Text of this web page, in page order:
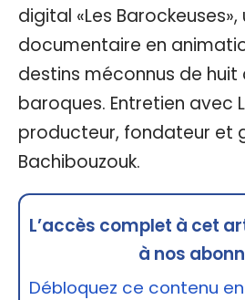
digital «Les Barockeuses»,
documentaire en
destins méconnus de
baroques. Entretien avec
producteur, fondateur et
Bachibouzouk.
L’accès complet à cet
à nos
Débloquez ce contenu